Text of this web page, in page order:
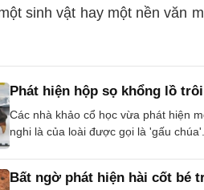
sinh vật hay một nền văn
Phát hiện hộp sọ khổng lồ
Các nhà khảo cổ học vừa phát hiện
nghi là của loài được gọi là 'gấu chúa'.
Bất ngờ phát hiện hài cốt bé